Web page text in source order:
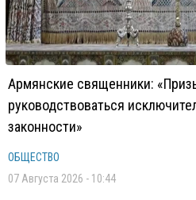
Армянские священники:
руководствоваться
законности»
ОБЩЕСТВО
07 Августа 2026 - 10:44